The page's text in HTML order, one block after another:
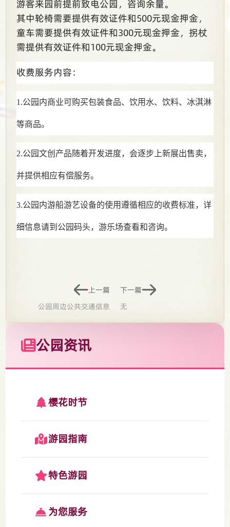
游客来园前提前致电公园，咨询余量。
其中轮椅需要提供有效证件和500元现金押金，
童车需要提供有效证件和300元现金押金，拐杖
需提供有效证件和100元现金押金。
收费服务内容：
1.公园内商业可购买包装食品、饮用水、饮料、冰淇淋
等商品。
2.公园文创产品随着开发进度，会逐步上新展出售卖，
并提供相应有偿服务。
3.公园内游船游艺设备的使用遵循相应的收费标准，详
细信息请到公园码头，游乐场查看和咨询。
上一篇
公园周边公共交通信息
下一篇
无
公园资讯
樱花时节
游园指南
特色游园
为您服务